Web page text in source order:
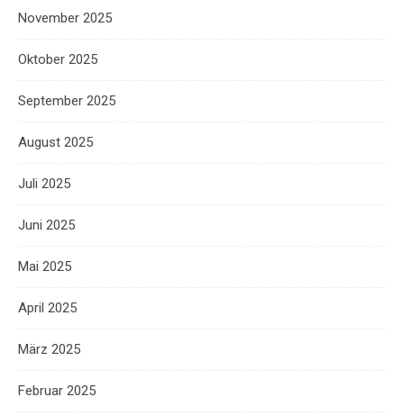
November 2025
Oktober 2025
September 2025
August 2025
Juli 2025
Juni 2025
Mai 2025
April 2025
März 2025
Februar 2025